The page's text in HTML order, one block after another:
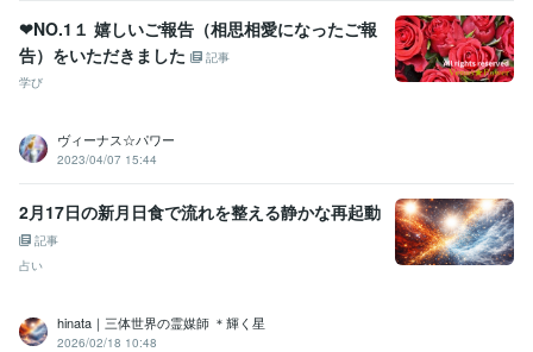
❤NO.1１ 嬉しいご報告（相思相愛になったご報
告）をいただきました
記事
学び
ヴィーナス☆パワー
2023/04/07 15:44
2月17日の新月日食で流れを整える静かな再起動
記事
占い
hinata｜三体世界の霊媒師 ＊輝く星
2026/02/18 10:48